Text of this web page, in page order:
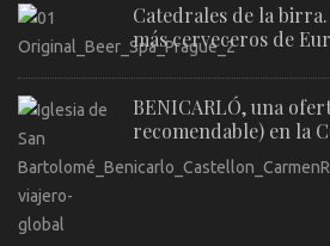
Catedrales de la
más cerveceros de
BENICARLÓ, una
recomendable) en la